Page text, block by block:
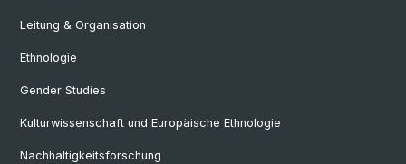
Leitung & Organisation
Ethnologie
Gender Studies
Kulturwissenschaft und Europäische Ethnologie
Nachhaltigkeitsforschung